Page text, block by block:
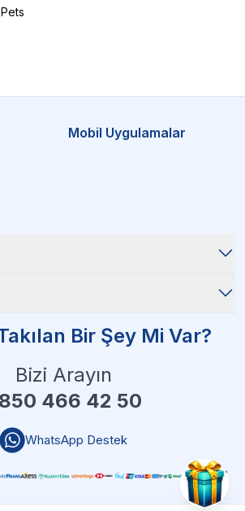
Mobil Uygulamalar
Bir Şey Mi Var?
Bizi Arayın
466 42 50
WhatsApp Destek